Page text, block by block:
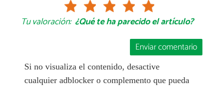
Tu valoración: ¿Qué te ha parecido el artículo?
Enviar comentario
Si no visualiza el contenido, desactive
cualquier adblocker o complemento que pueda